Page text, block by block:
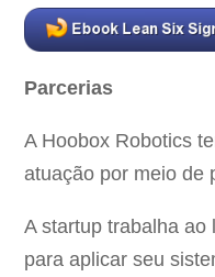
Parcerias
A Hoobox Robotics
atuação por meio de
A startup trabalha ao
para aplicar seu